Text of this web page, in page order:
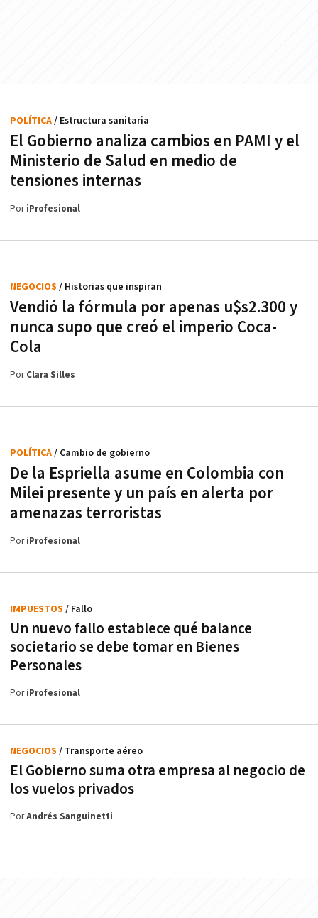
El Gobierno analiza cambios en PAMI y el
Ministerio de Salud en medio de
tensiones internas
POLÍTICA/ Estructura sanitaria
PoriProfesional
Vendió la fórmula por apenas u$s2.300 y
nunca supo que creó el imperio Coca-
Cola
NEGOCIOS / Historias que inspiran
PorClara Silles
De la Espriella asume en Colombia con
Milei presente y un país en alerta por
amenazas terroristas
POLÍTICA/ Cambio de gobierno
PoriProfesional
Un nuevo fallo establece qué balance
societario se debe tomar en Bienes
Personales
IMPUESTOS / Fallo
PoriProfesional
El Gobierno suma otra empresa al negocio de
los vuelos privados
NEGOCIOS / Transporte aéreo
PorAndrés Sanguinetti